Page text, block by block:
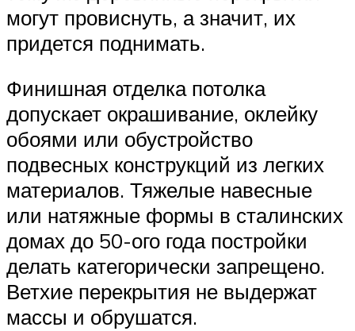
могут провиснуть, а значит, их
придется поднимать.
Финишная отделка потолка
допускает окрашивание, оклейку
обоями или обустройство
подвесных конструкций из легких
материалов. Тяжелые навесные
или натяжные формы в сталинских
домах до 50-ого года постройки
делать категорически запрещено.
Ветхие перекрытия не выдержат
массы и обрушатся.